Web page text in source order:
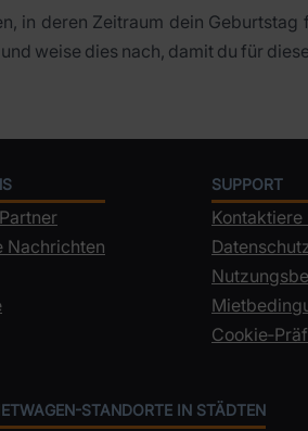
in deren Zeitraum dein
weise dies nach, damit du für
Nachrichten
SUPPORT
Kontaktiere
STANDORTE IN STÄDTEN